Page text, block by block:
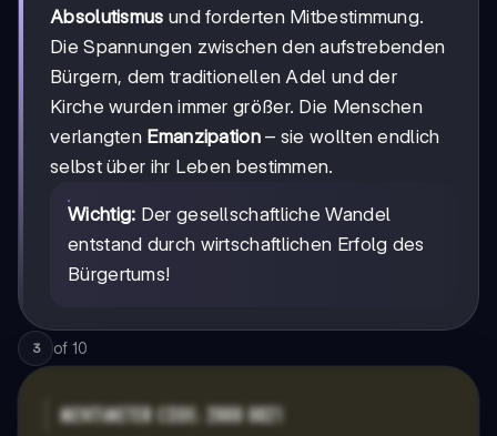
Absolutismus und forderten Mitbestimmung.
Die Spannungen zwischen den aufstrebenden
Bürgern, dem traditionellen Adel und der
Kirche wurden immer größer. Die Menschen
verlangten Emanzipation– sie wollten endlich
selbst über ihr Leben bestimmen.
Wichtig: Der gesellschaftliche Wandel
entstand durch wirtschaftlichen Erfolg des
Bürgertums!
3 of 10